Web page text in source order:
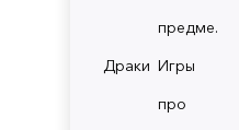
предме.
Драки Игры
про